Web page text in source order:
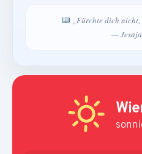
„Fürchte dich
—